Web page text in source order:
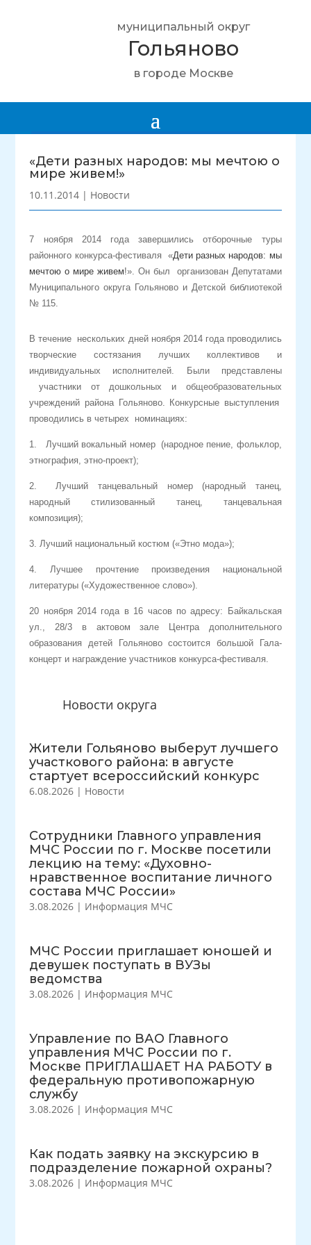
муниципальный округ
Гольяново
в городе Москве
Новости округа
Жители Гольяново выберут лучшего
участкового района: в августе
стартует всероссийский конкурс
6.08.2026 | Новости
Сотрудники Главного управления
МЧС России по г. Москве посетили
лекцию на тему: «Духовно-
нравственное воспитание личного
состава МЧС России»
3.08.2026 | Информация МЧС
МЧС России приглашает юношей и
девушек поступать в ВУЗы
ведомства
3.08.2026 | Информация МЧС
Управление по ВАО Главного
управления МЧС России по г.
Москве ПРИГЛАШАЕТ НА РАБОТУ в
федеральную противопожарную
службу
3.08.2026 | Информация МЧС
Как подать заявку на экскурсию в
подразделение пожарной охраны?
3.08.2026 | Информация МЧС
«Дети разных народов: мы мечтою о
мире живем!»
10.11.2014 | Новости
7 ноября 2014 года завершились отборочные туры
районного конкурса-фестиваля «Дети разных народов: мы
мечтою о мире живем!». Он был организован Депутатами
Муниципального округа Гольяново и Детской библиотекой
№ 115.
В течение нескольких дней ноября 2014 года проводились
творческие состязания лучших коллективов и
индивидуальных исполнителей. Были представлены
участники от дошкольных и общеобразовательных
учреждений района Гольяново. Конкурсные выступления
проводились в четырех номинациях:
1. Лучший вокальный номер (народное пение, фольклор,
этнография, этно-проект);
2. Лучший танцевальный номер (народный танец,
народный стилизованный танец, танцевальная
композиция);
3. Лучший национальный костюм («Этно мода»);
4. Лучшее прочтение произведения национальной
литературы («Художественное слово»).
20 ноября 2014 года в 16 часов по адресу: Байкальская
ул., 28/3 в актовом зале Центра дополнительного
образования детей Гольяново состоится большой Гала-
концерт и награждение участников конкурса-фестиваля.